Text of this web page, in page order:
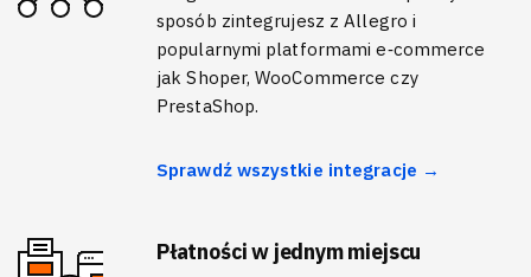
sposób zintegrujesz z Allegro i
popularnymi platformami e‑commerce
jak Shoper, WooCommerce czy
PrestaShop.
Sprawdź wszystkie integracje →
Płatności w jednym miejscu